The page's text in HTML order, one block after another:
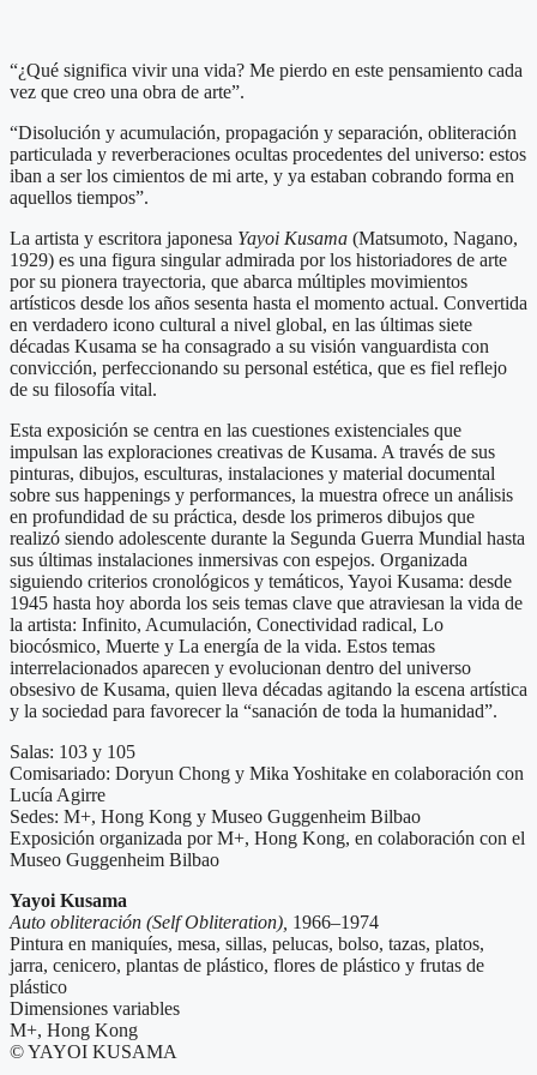
“¿Qué significa vivir una vida? Me pierdo en este pensamiento cada
vez que creo una obra de arte”.
“Disolución y acumulación, propagación y separación, obliteración
particulada y reverberaciones ocultas procedentes del universo: estos
iban a ser los cimientos de mi arte, y ya estaban cobrando forma en
aquellos tiempos”.
La artista y escritora japonesa Yayoi Kusama (Matsumoto, Nagano,
1929) es una figura singular admirada por los historiadores de arte
por su pionera trayectoria, que abarca múltiples movimientos
artísticos desde los años sesenta hasta el momento actual. Convertida
en verdadero icono cultural a nivel global, en las últimas siete
décadas Kusama se ha consagrado a su visión vanguardista con
convicción, perfeccionando su personal estética, que es fiel reflejo
de su filosofía vital.
Esta exposición se centra en las cuestiones existenciales que
impulsan las exploraciones creativas de Kusama. A través de sus
pinturas, dibujos, esculturas, instalaciones y material documental
sobre sus happenings y performances, la muestra ofrece un análisis
en profundidad de su práctica, desde los primeros dibujos que
realizó siendo adolescente durante la Segunda Guerra Mundial hasta
sus últimas instalaciones inmersivas con espejos. Organizada
siguiendo criterios cronológicos y temáticos, Yayoi Kusama: desde
1945 hasta hoy aborda los seis temas clave que atraviesan la vida de
la artista: Infinito, Acumulación, Conectividad radical, Lo
biocósmico, Muerte y La energía de la vida. Estos temas
interrelacionados aparecen y evolucionan dentro del universo
obsesivo de Kusama, quien lleva décadas agitando la escena artística
y la sociedad para favorecer la “sanación de toda la humanidad”.
Salas: 103 y 105
Comisariado: Doryun Chong y Mika Yoshitake en colaboración con
Lucía Agirre
Sedes: M+, Hong Kong y Museo Guggenheim Bilbao
Exposición organizada por M+, Hong Kong, en colaboración con el
Museo Guggenheim Bilbao
Yayoi Kusama
Auto obliteración (Self Obliteration), 1966–1974
Pintura en maniquíes, mesa, sillas, pelucas, bolso, tazas, platos,
jarra, cenicero, plantas de plástico, flores de plástico y frutas de
plástico
Dimensiones variables
M+, Hong Kong
© YAYOI KUSAMA